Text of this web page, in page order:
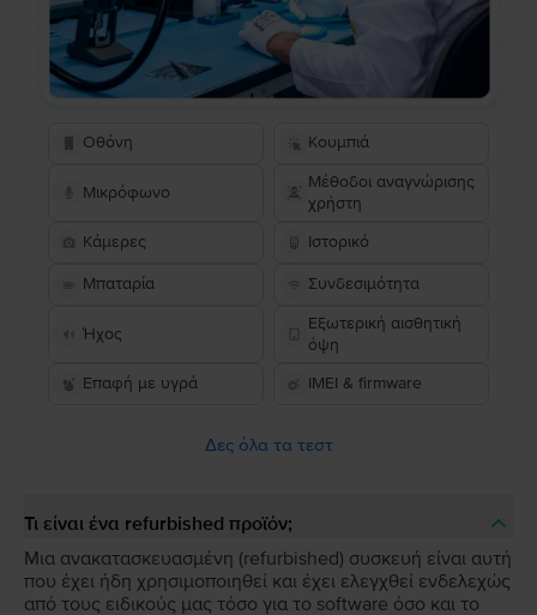
Οθόνη Κουμπιά
Μικρόφωνο
Μέθοδοι αναγνώρισης
χρήστη
Κάμερες
Ιστορικό
Μπαταρία Συνδεσιμότητα
Ήχος
Εξωτερική αισθητική
όψη
Επαφή με υγρά
IMEI & firmware
Δες όλα τα τεστ
Τι είναι ένα refurbished προϊόν;
Μια ανακατασκευασμένη (refurbished) συσκευή είναι αυτή
που έχει ήδη χρησιμοποιηθεί και έχει ελεγχθεί ενδελεχώς
από τους ειδικούς μας τόσο για το software όσο και το